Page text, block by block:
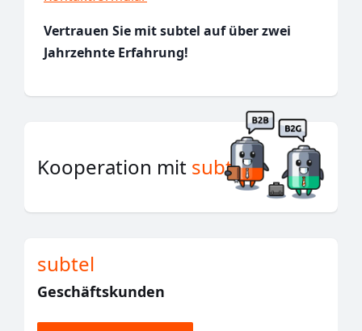
Vertrauen Sie mit subtel auf über zwei
Jahrzehnte Erfahrung!
Kooperation mit subtel
subtel
Geschäftskunden